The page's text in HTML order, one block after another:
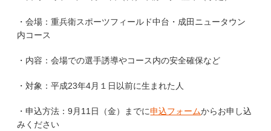
・会場：重兵衛スポーツフィールド中台・成田ニュータウン
内コース
・内容：会場での選手誘導やコース内の安全確保など
・対象：平成23年4月１日以前に生まれた人
・申込方法：9月11日（金）までに申込フォームからお申し込
みください